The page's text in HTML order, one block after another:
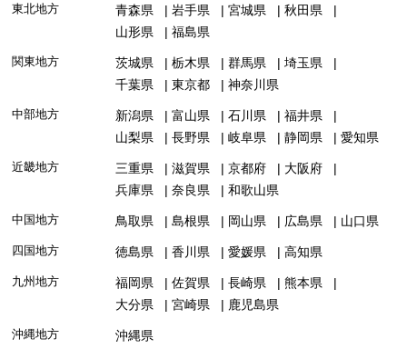
東北地方 青森県 岩手県 宮城県
秋田県
山形県
福島県
関東地方 茨城県 栃木県 群馬県
埼玉県
千葉県
東京都 神奈川県
中部地方 新潟県 富山県 石川県
福井県
山梨県
長野県 岐阜県 静岡県 愛知県
近畿地方 三重県 滋賀県 京都府
大阪府
兵庫県
奈良県 和歌山県
中国地方 鳥取県 島根県 岡山県 広島県 山口県
四国地方 徳島県 香川県 愛媛県 高知県
九州地方 福岡県 佐賀県 長崎県
熊本県
大分県
宮崎県 鹿児島県
沖縄地方 沖縄県